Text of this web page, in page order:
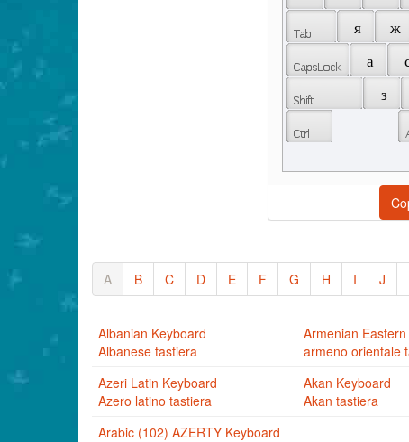
я
ж
а
з
A B C D E F G H I J
Albanian Keyboard
Albanese tastiera
Armenian
armeno orientale
Azeri Latin Keyboard
Azero latino tastiera
Akan Keyboard
Akan tastiera
Arabic (102) AZERTY Keyboard